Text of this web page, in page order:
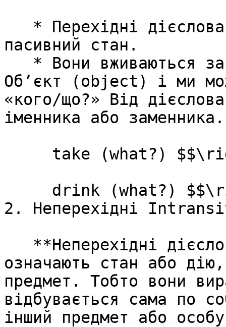
пасивний стан.
Об’єкт (object) і ми
«кого/що?» Від
іменника або заменника.
2. Неперехідні
означають стан або
предмет. Тобто вони
відбувається сама по
інший предмет або